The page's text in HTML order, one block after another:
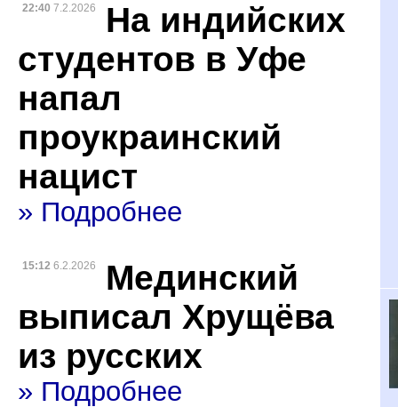
22:40 7.2.2026
На индийских
студентов в Уфе
напал
проукраинский
нацист
» Подробнее
15:12 6.2.2026
Мединский
выписал Хрущёва
из русских
» Подробнее